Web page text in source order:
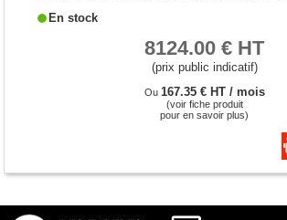
En stock
8124.00 € HT
(prix public indicatif)
Ou 167.35 € HT / mois
(voir fiche produit
pour en savoir plus)